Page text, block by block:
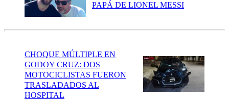
PAPÁ DE LIONEL MESSI
CHOQUE MÚLTIPLE EN
GODOY CRUZ: DOS
MOTOCICLISTAS FUERON
TRASLADADOS AL
HOSPITAL